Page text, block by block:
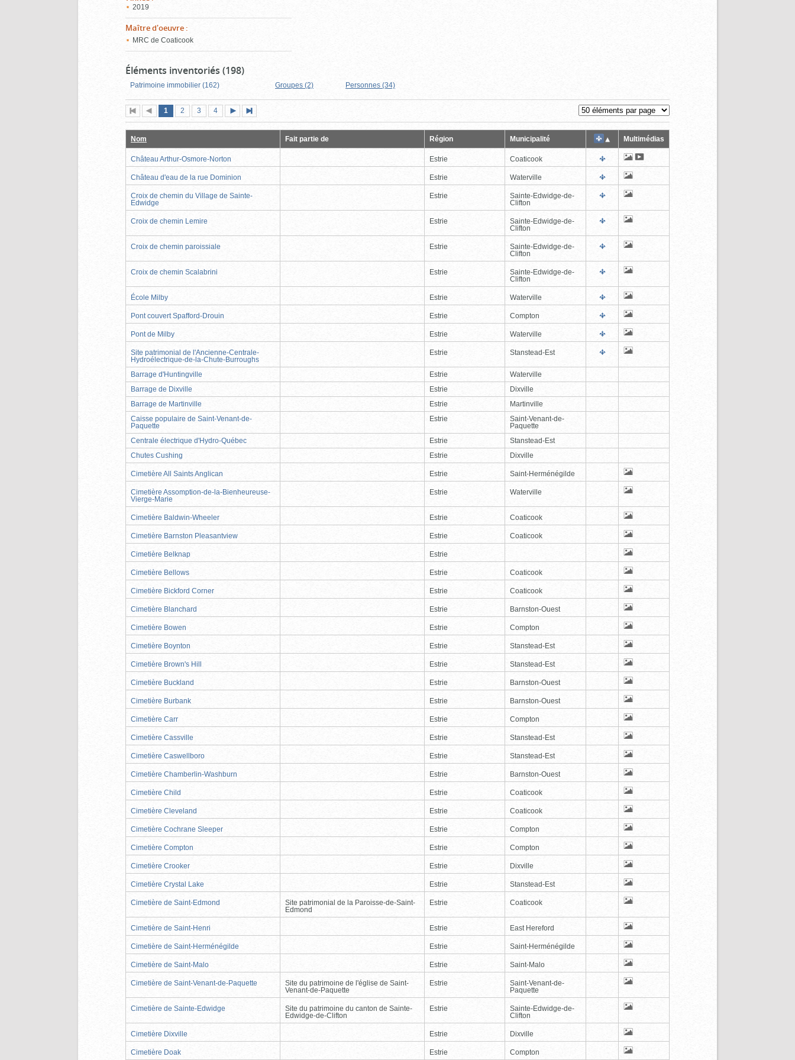
2019
Maître d'oeuvre :
MRC de Coaticook
Éléments inventoriés (198)
Patrimoine immobilier (162) Groupes (2) Personnes (34)
Première
page
Page
précédente
Page
1 (page
actuelle)
Page
2 Page
3 Page
4
suivante
page
Nom Fait partie de Région Municipalité Multimédias
Château Arthur-Osmore-Norton Estrie Coaticook
Château d'eau de la rue Dominion Estrie Waterville
Croix de chemin du Village de Sainte-
Edwidge
Estrie
Sainte-Edwidge-de-
Clifton
Croix de chemin Lemire Estrie
Sainte-Edwidge-de-
Clifton
Croix de chemin paroissiale Estrie
Sainte-Edwidge-de-
Clifton
Croix de chemin Scalabrini Estrie
Sainte-Edwidge-de-
Clifton
École Milby Estrie Waterville
Pont couvert Spafford-Drouin Estrie Compton
Pont de Milby Estrie Waterville
Site patrimonial de l'Ancienne-Centrale-
Hydroélectrique-de-la-Chute-Burroughs
Estrie Stanstead-Est
Barrage d'Huntingville Estrie
Waterville
Barrage de Dixville
Estrie
Dixville
Barrage de Martinville
Estrie
Martinville
Caisse populaire de Saint-Venant-de-
Paquette
Estrie
Saint-Venant-de-
Paquette
Centrale électrique d'Hydro-Québec
Estrie
Stanstead-Est
Chutes Cushing
Estrie Dixville
Cimetière All Saints Anglican Estrie Saint-Herménégilde
Cimetière Assomption-de-la-Bienheureuse-
Vierge-Marie
Estrie Waterville
Cimetière Baldwin-Wheeler Estrie Coaticook
Cimetière Barnston Pleasantview Estrie Coaticook
Cimetière Belknap Estrie
Cimetière Bellows Estrie Coaticook
Cimetière Bickford Corner Estrie Coaticook
Cimetière Blanchard Estrie Barnston-Ouest
Cimetière Bowen Estrie Compton
Cimetière Boynton Estrie Stanstead-Est
Cimetière Brown's Hill Estrie Stanstead-Est
Cimetière Buckland Estrie Barnston-Ouest
Cimetière Burbank Estrie Barnston-Ouest
Cimetière Carr Estrie Compton
Cimetière Cassville Estrie Stanstead-Est
Cimetière Caswellboro Estrie Stanstead-Est
Cimetière Chamberlin-Washburn Estrie Barnston-Ouest
Cimetière Child Estrie Coaticook
Cimetière Cleveland Estrie Coaticook
Cimetière Cochrane Sleeper Estrie Compton
Cimetière Compton Estrie Compton
Cimetière Crooker Estrie Dixville
Cimetière Crystal Lake Estrie Stanstead-Est
Cimetière de Saint-Edmond
Site patrimonial de la Paroisse-de-Saint-
Edmond
Estrie Coaticook
Cimetière de Saint-Henri Estrie East Hereford
Cimetière de Saint-Herménégilde Estrie Saint-Herménégilde
Cimetière de Saint-Malo Estrie Saint-Malo
Cimetière de Saint-Venant-de-Paquette
Site du patrimoine de l'église de Saint-
Venant-de-Paquette
Estrie
Saint-Venant-de-
Paquette
Cimetière de Sainte-Edwidge
Site du patrimoine du canton de Sainte-
Edwidge-de-Clifton
Estrie
Sainte-Edwidge-de-
Clifton
Cimetière Dixville Estrie Dixville
Cimetière Doak Estrie Compton